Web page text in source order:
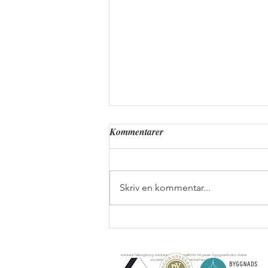
Kommentarer
Skriv en kommentar...
snickare helsingborg snickare munka ängelholm höganäs byggnadsvård skåne
ekobygg skåne Renovering av Äldre Hus snickarfranck